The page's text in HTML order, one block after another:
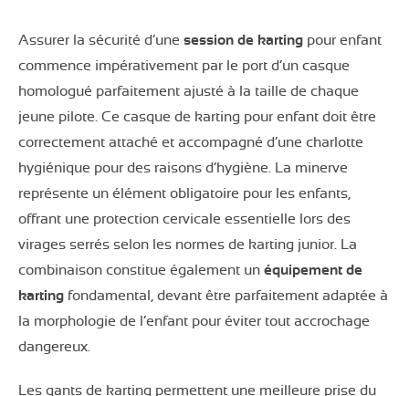
Assurer la sécurité d’une session de karting pour enfant
commence impérativement par le port d’un casque
homologué parfaitement ajusté à la taille de chaque
jeune pilote. Ce casque de karting pour enfant doit être
correctement attaché et accompagné d’une charlotte
hygiénique pour des raisons d’hygiène. La minerve
représente un élément obligatoire pour les enfants,
offrant une protection cervicale essentielle lors des
virages serrés selon les normes de karting junior. La
combinaison constitue également un équipement de
karting fondamental, devant être parfaitement adaptée à
la morphologie de l’enfant pour éviter tout accrochage
dangereux.
Les gants de karting permettent une meilleure prise du